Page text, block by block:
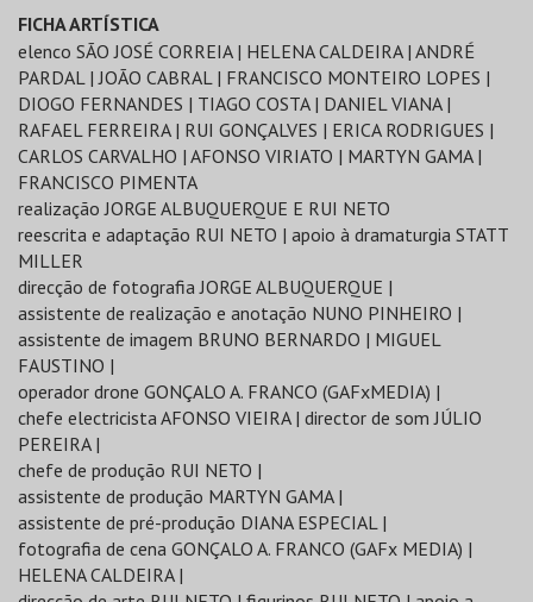
FICHA ARTÍSTICA
elenco SÃO JOSÉ CORREIA | HELENA CALDEIRA | ANDRÉ
PARDAL | JOÃO CABRAL | FRANCISCO MONTEIRO LOPES |
DIOGO FERNANDES | TIAGO COSTA | DANIEL VIANA |
RAFAEL FERREIRA | RUI GONÇALVES | ERICA RODRIGUES |
CARLOS CARVALHO | AFONSO VIRIATO | MARTYN GAMA |
FRANCISCO PIMENTA
realização JORGE ALBUQUERQUE E RUI NETO
reescrita e adaptação RUI NETO | apoio à dramaturgia STATT
MILLER
direcção de fotografia JORGE ALBUQUERQUE |
assistente de realização e anotação NUNO PINHEIRO |
assistente de imagem BRUNO BERNARDO | MIGUEL
FAUSTINO |
operador drone GONÇALO A. FRANCO (GAFxMEDIA) |
chefe electricista AFONSO VIEIRA | director de som JÚLIO
PEREIRA |
chefe de produção RUI NETO |
assistente de produção MARTYN GAMA |
assistente de pré-produção DIANA ESPECIAL |
fotografia de cena GONÇALO A. FRANCO (GAFx MEDIA) |
HELENA CALDEIRA |